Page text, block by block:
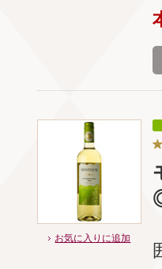
お気に入りに追加